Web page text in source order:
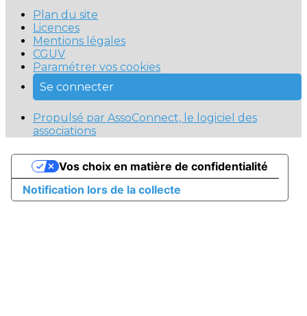
Plan du site
Licences
Mentions légales
CGUV
Paramétrer vos cookies
Se connecter
Propulsé par AssoConnect, le logiciel des
associations
Notification lors de la collecte
Vos choix en matière de confidentialité